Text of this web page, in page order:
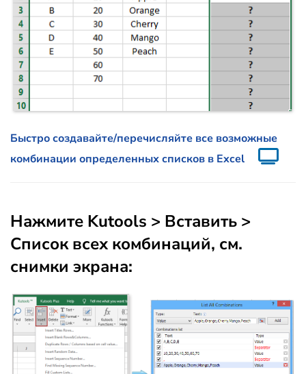
Быстро создавайте/перечисляйте все возможные
комбинации определенных списков в Excel
Нажмите Kutools > Вставить >
Список всех комбинаций, см.
снимки экрана: